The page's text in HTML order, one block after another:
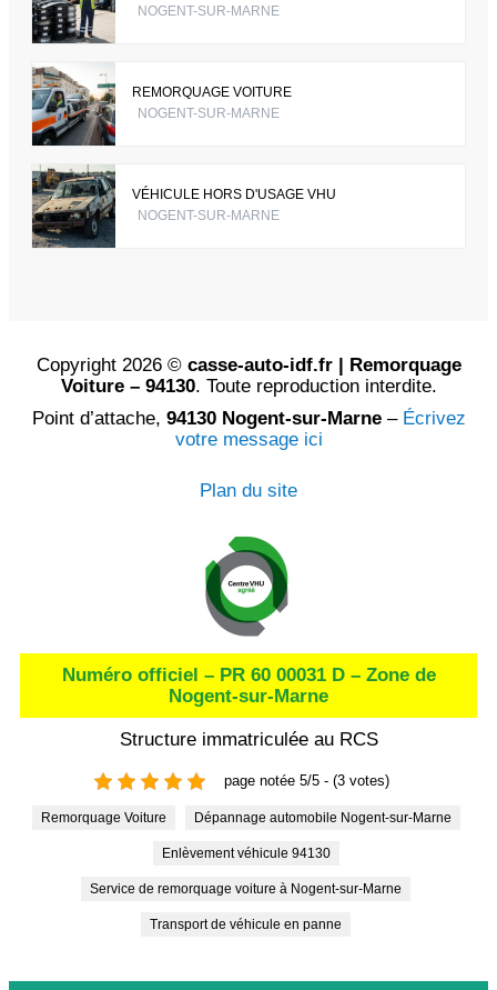
NOGENT-SUR-MARNE
REMORQUAGE VOITURE
NOGENT-SUR-MARNE
VÉHICULE HORS D'USAGE VHU
NOGENT-SUR-MARNE
Copyright 2026 © casse-auto-idf.fr | Remorquage
Voiture – 94130. Toute reproduction interdite.
Point d’attache, 94130 Nogent-sur-Marne– Écrivez
votre message ici
Plan du site
Numéro officiel – PR 60 00031 D – Zone de
Nogent-sur-Marne
Structure immatriculée au RCS
page notée 5/5 - (3 votes)
Remorquage Voiture Dépannage automobile Nogent-sur-Marne
Enlèvement véhicule 94130
Service de remorquage voiture à Nogent-sur-Marne
Transport de véhicule en panne